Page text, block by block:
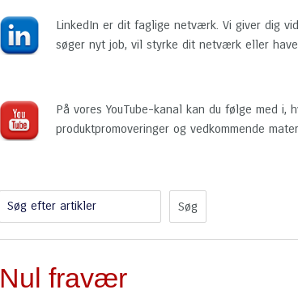
LinkedIn er dit faglige netværk. Vi giver dig
søger nyt job, vil styrke dit netværk eller
På vores YouTube-kanal kan du følge med i,
produktpromoveringer og vedkommende
Søg efter artikler
Nul fravær